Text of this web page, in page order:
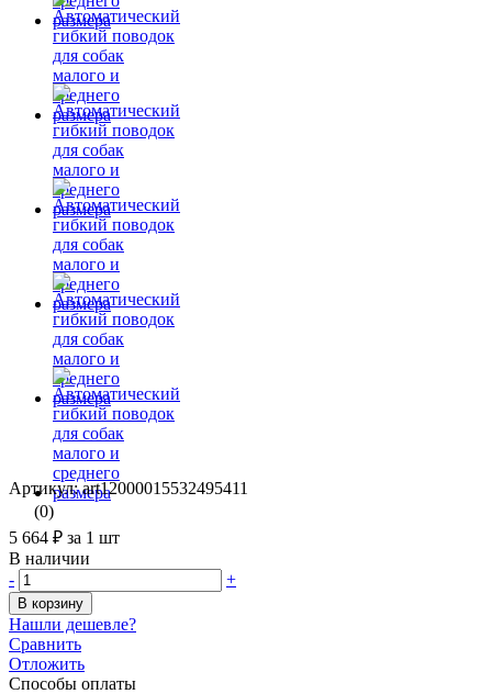
Артикул: art12000015532495411
(0)
5 664 ₽ за 1 шт
В наличии
-
+
В корзину
Нашли дешевле?
Сравнить
Отложить
Способы оплаты